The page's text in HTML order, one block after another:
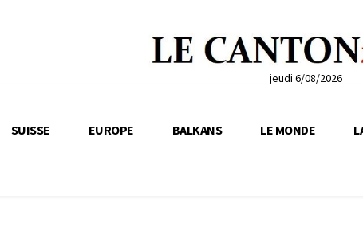
jeudi 6/08/2026
SUISSE EUROPE BALKANS LE MONDE